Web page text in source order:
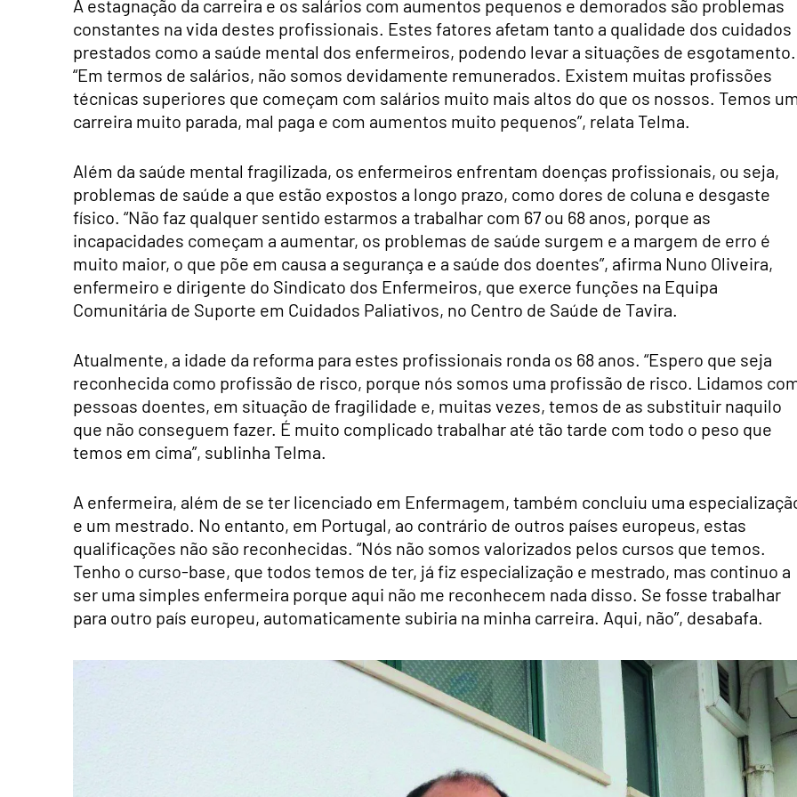
A estagnação da carreira e os salários com aumentos pequenos e demorados são problemas
constantes na vida destes profissionais. Estes fatores afetam tanto a qualidade dos cuidados
prestados como a saúde mental dos enfermeiros, podendo levar a situações de esgotamento.
“Em termos de salários, não somos devidamente remunerados. Existem muitas profissões
técnicas superiores que começam com salários muito mais altos do que os nossos. Temos
carreira muito parada, mal paga e com aumentos muito pequenos”, relata Telma.
Além da saúde mental fragilizada, os enfermeiros enfrentam doenças profissionais, ou seja,
problemas de saúde a que estão expostos a longo prazo, como dores de coluna e desgaste
físico. “Não faz qualquer sentido estarmos a trabalhar com 67 ou 68 anos, porque as
incapacidades começam a aumentar, os problemas de saúde surgem e a margem de erro é
muito maior, o que põe em causa a segurança e a saúde dos doentes”, afirma Nuno Oliveira,
enfermeiro e dirigente do Sindicato dos Enfermeiros, que exerce funções na Equipa
Comunitária de Suporte em Cuidados Paliativos, no Centro de Saúde de Tavira.
Atualmente, a idade da reforma para estes profissionais ronda os 68 anos. “Espero que seja
reconhecida como profissão de risco, porque nós somos uma profissão de risco. Lidamos
pessoas doentes, em situação de fragilidade e, muitas vezes, temos de as substituir naquilo
que não conseguem fazer. É muito complicado trabalhar até tão tarde com todo o peso que
temos em cima”, sublinha Telma.
A enfermeira, além de se ter licenciado em Enfermagem, também concluiu uma
e um mestrado. No entanto, em Portugal, ao contrário de outros países europeus, estas
qualificações não são reconhecidas. “Nós não somos valorizados pelos cursos que temos.
Tenho o curso-base, que todos temos de ter, já fiz especialização e mestrado, mas continuo a
ser uma simples enfermeira porque aqui não me reconhecem nada disso. Se fosse trabalhar
para outro país europeu, automaticamente subiria na minha carreira. Aqui, não”, desabafa.